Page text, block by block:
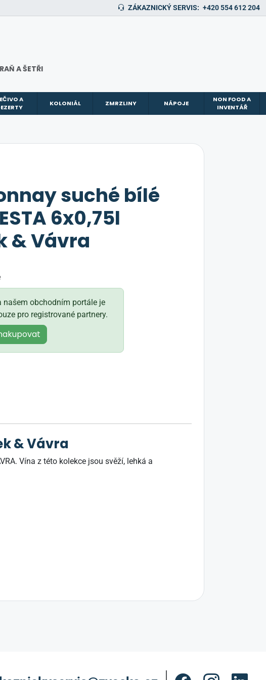
ZÁKAZNICKÝ SERVIS: +420 554 612 204
A ŠETŘI
A
KOLONIÁL ZMRZLINY NÁPOJE
NON FOOD A
INVENTÁŘ
suché bílé
6x0,75l
& Vávra
našem obchodním portále je
pro registrované partnery.
& Vávra
Vína z této kolekce jsou svěží, lehká a